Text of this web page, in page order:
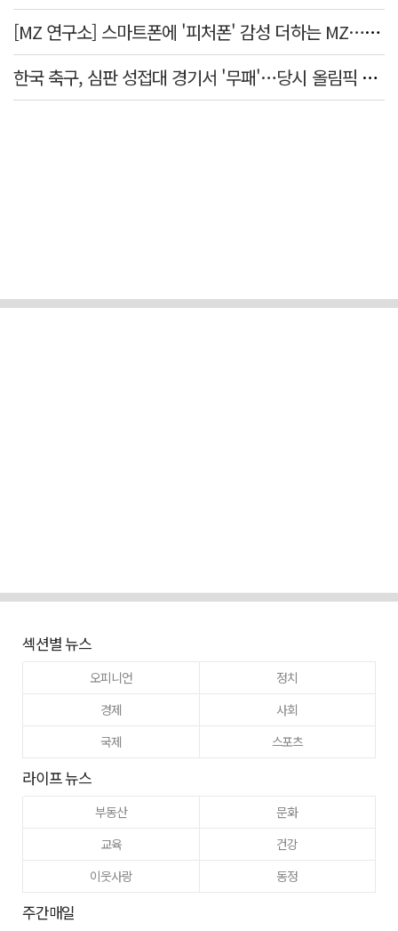
[MZ 연구소] 스마트폰에 '피처폰' 감성 더하는 MZ… 히퍼와 줄이어폰
한국 축구, 심판 성접대 경기서 '무패'…당시 올림픽 감독은 홍명보
섹션별 뉴스
오피니언
정치
경제
사회
국제
스포츠
라이프 뉴스
부동산
문화
교육
건강
이웃사랑
동정
주간매일